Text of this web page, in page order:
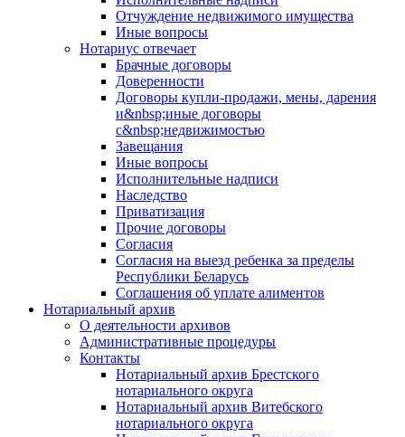
Отчуждение недвижимого имущества
Иные вопросы
Нотариус отвечает
Брачные договоры
Доверенности
Договоры купли-продажи, мены, дарения
и&nbsp;иные договоры
с&nbsp;недвижимостью
Завещания
Иные вопросы
Исполнительные надписи
Наследство
Приватизация
Прочие договоры
Согласия
Согласия на выезд ребенка за пределы
Республики Беларусь
Соглашения об уплате алиментов
Нотариальный архив
О деятельности архивов
Административные процедуры
Контакты
Нотариальный архив Брестского
нотариального округа
Нотариальный архив Витебского
нотариального округа